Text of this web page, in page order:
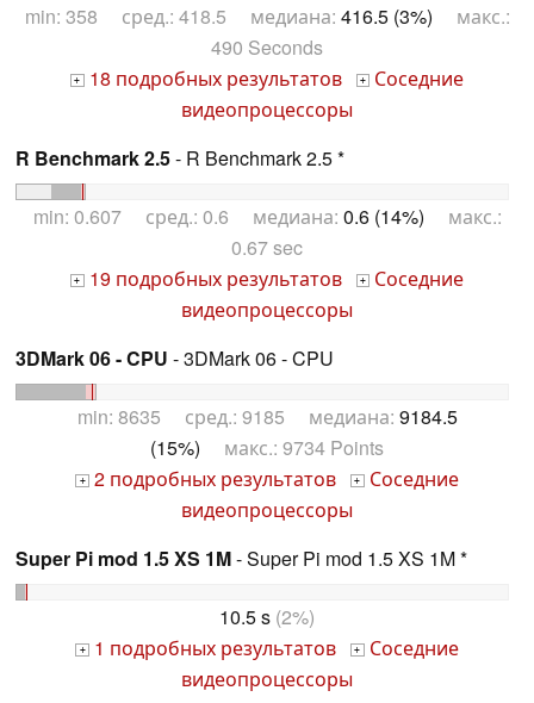
min: 358 сред.: 418.5 медиана: 416.5 (3%) макс.:
490 Seconds
+ 18 подробных результатов +
Соседние
видеопроцессоры
R Benchmark 2.5- R Benchmark 2.5 *
min: 0.607 сред.: 0.6 медиана: 0.6 (14%) макс.:
0.67 sec
+ 19 подробных результатов +
Соседние
видеопроцессоры
3DMark 06 - CPU - 3DMark 06 - CPU
min: 8635 сред.: 9185 медиана: 9184.5
(15%) макс.: 9734 Points
+ 2 подробных результатов + Соседние
видеопроцессоры
Super Pi mod 1.5 XS 1M- Super Pi mod 1.5 XS 1M *
10.5 s (2%)
+ 1 подробных результатов + Соседние
видеопроцессоры